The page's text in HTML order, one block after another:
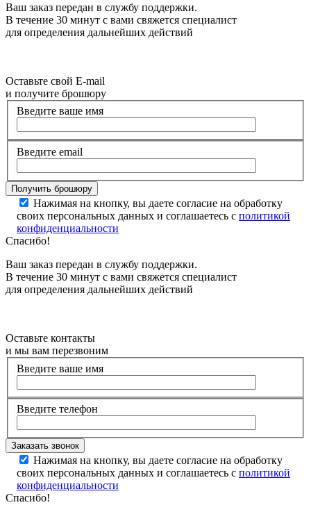
Ваш заказ передан в службу поддержки.
В течение 30 минут с вами свяжется специалист
для определения дальнейших действий
Оставьте свой E-mail
и получите брошюру
Введите ваше имя
Введите email
Нажимая на кнопку, вы даете согласие на обработку
своих персональных данных и соглашаетесь с политикой
конфиденциальности
Спасибо!
Ваш заказ передан в службу поддержки.
В течение 30 минут с вами свяжется специалист
для определения дальнейших действий
Оставьте контакты
и мы вам перезвоним
Введите ваше имя
Введите телефон
Нажимая на кнопку, вы даете согласие на обработку
своих персональных данных и соглашаетесь с политикой
конфиденциальности
Спасибо!